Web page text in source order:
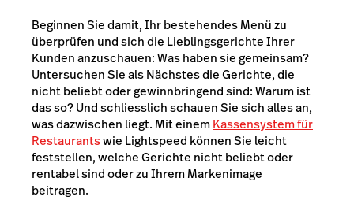
Beginnen Sie damit, Ihr bestehendes Menü zu
überprüfen und sich die Lieblingsgerichte Ihrer
Kunden anzuschauen: Was haben sie gemeinsam?
Untersuchen Sie als Nächstes die Gerichte, die
nicht beliebt oder gewinnbringend sind: Warum ist
das so? Und schliesslich schauen Sie sich alles an,
was dazwischen liegt. Mit einemKassensystem für
Restaurantswie Lightspeed können Sie leicht
feststellen, welche Gerichte nicht beliebt oder
rentabel sind oder zu Ihrem Markenimage
beitragen.